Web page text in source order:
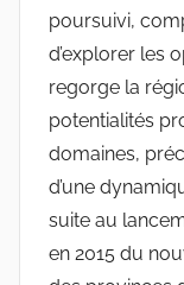
poursuivi,
d’explorer les
regorge la
potentialités
domaines,
d’une
suite au
en 2015 du